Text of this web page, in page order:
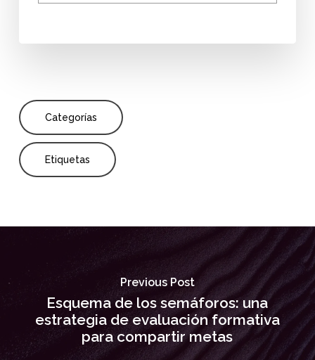
Categorías
Etiquetas
Previous Post
Esquema de los semáforos: una
estrategia de evaluación formativa
para compartir metas